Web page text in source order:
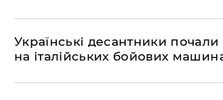
Українські десантники
на італійських бойових